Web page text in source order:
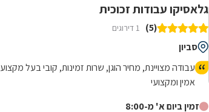
גלאסיקו עבודות זכוכית
(5) 1 דירוגים
סביון
עבודה מצויינת, מחיר הוגן, שרות זמינות, קובי בעל מקצוע
אמין ומקצועי
זמין ביום א' מ-8:00